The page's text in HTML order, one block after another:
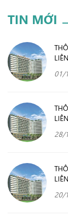
TIN MỚI
01/
28/
20/